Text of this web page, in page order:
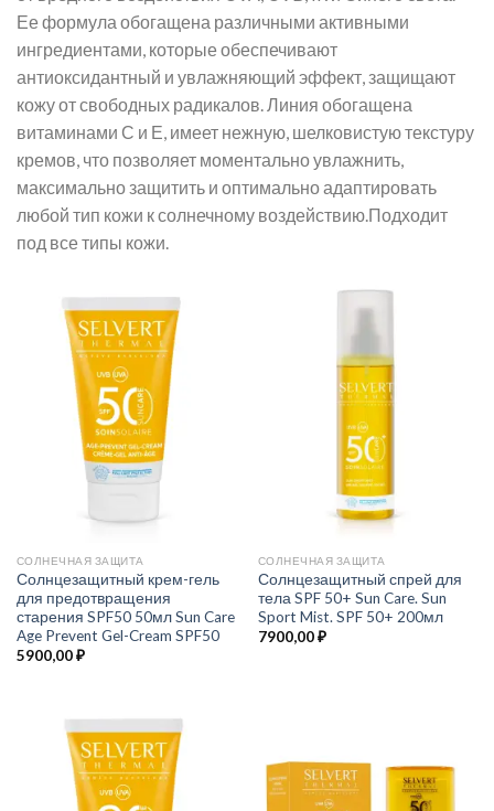
Ее формула обогащена различными активными
ингредиентами, которые обеспечивают
антиоксидантный и увлажняющий эффект, защищают
кожу от свободных радикалов. Линия обогащена
витаминами С и Е, имеет нежную, шелковистую текстуру
кремов, что позволяет моментально увлажнить,
максимально защитить и оптимально адаптировать
любой тип кожи к солнечному воздействию.Подходит
под все типы кожи.
СОЛНЕЧНАЯ ЗАЩИТА
Солнцезащитный крем-гель
для предотвращения
старения SPF50 50мл Sun Care
Age Prevent Gel-Cream SPF50
5900,00₽
СОЛНЕЧНАЯ ЗАЩИТА
Солнцезащитный спрей для
тела SPF 50+ Sun Care. Sun
Sport Mist. SPF 50+ 200мл
7900,00₽